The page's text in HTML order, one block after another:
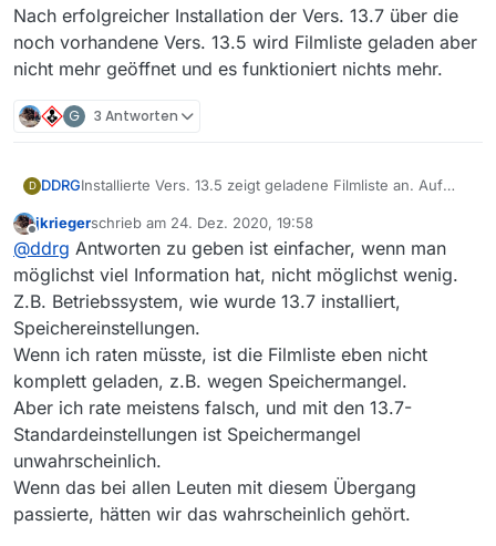
Nach erfolgreicher Installation der Vers. 13.7 über die
noch vorhandene Vers. 13.5 wird Filmliste geladen aber
nicht mehr geöffnet und es funktioniert nichts mehr.
G 3 Antworten
D DDRGInstallierte Vers. 13.5 zeigt geladene Filmliste an. Auf
angezeigter Filmliste. Download oder Abspielen
funktioniert.
Nach erfolgreicher Installation der Vers. 13.7 über die
noch vorhandene Vers. 13.5 wird Filmliste geladen aber
nicht mehr geöffnet und es funktioniert nichts mehr.
Offline
jkriegerschrieb am 24. Dez. 2020, 19:58
zuletzt editiert von
@ddrg Antworten zu geben ist einfacher, wenn man
möglichst viel Information hat, nicht möglichst wenig.
Z.B. Betriebssystem, wie wurde 13.7 installiert,
Speichereinstellungen.
Wenn ich raten müsste, ist die Filmliste eben nicht
komplett geladen, z.B. wegen Speichermangel.
Aber ich rate meistens falsch, und mit den 13.7-
Standardeinstellungen ist Speichermangel
unwahrscheinlich.
Wenn das bei allen Leuten mit diesem Übergang
passierte, hätten wir das wahrscheinlich gehört.